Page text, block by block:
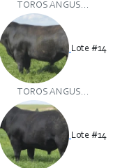
TOROS ANGUS...
Lote #14
TOROS ANGUS...
Lote #14